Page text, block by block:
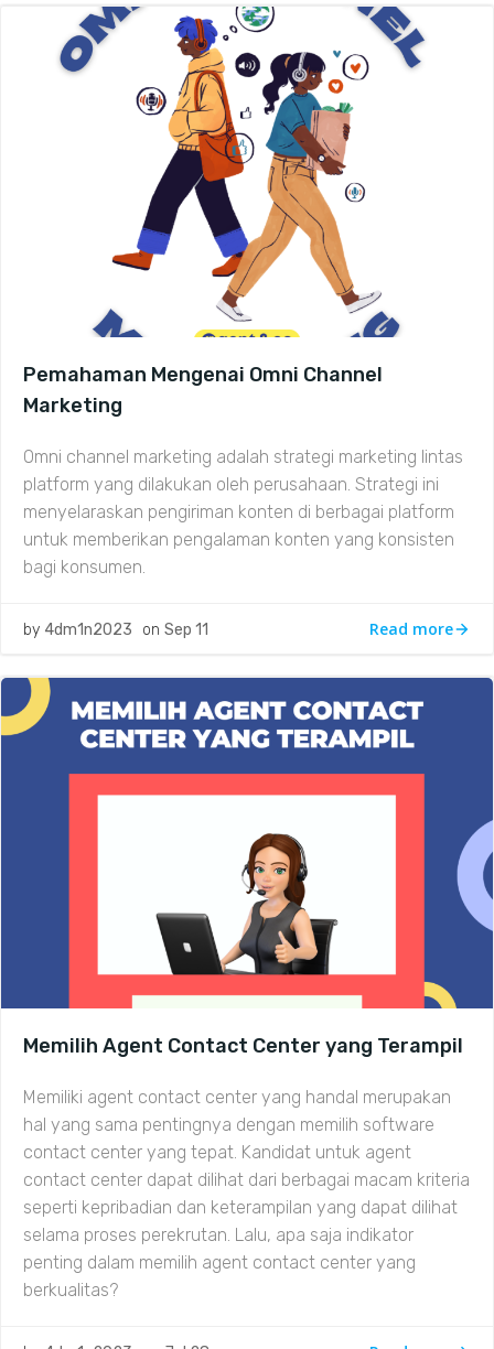
Pemahaman Mengenai Omni Channel
Marketing
Omni channel marketing adalah strategi marketing lintas
platform yang dilakukan oleh perusahaan. Strategi ini
menyelaraskan pengiriman konten di berbagai platform
untuk memberikan pengalaman konten yang konsisten
bagi konsumen.
by 4dm1n2023 on Sep 11 Read more
Memilih Agent Contact Center yang Terampil
Memiliki agent contact center yang handal merupakan
hal yang sama pentingnya dengan memilih software
contact center yang tepat. Kandidat untuk agent
contact center dapat dilihat dari berbagai macam kriteria
seperti kepribadian dan keterampilan yang dapat dilihat
selama proses perekrutan. Lalu, apa saja indikator
penting dalam memilih agent contact center yang
berkualitas?